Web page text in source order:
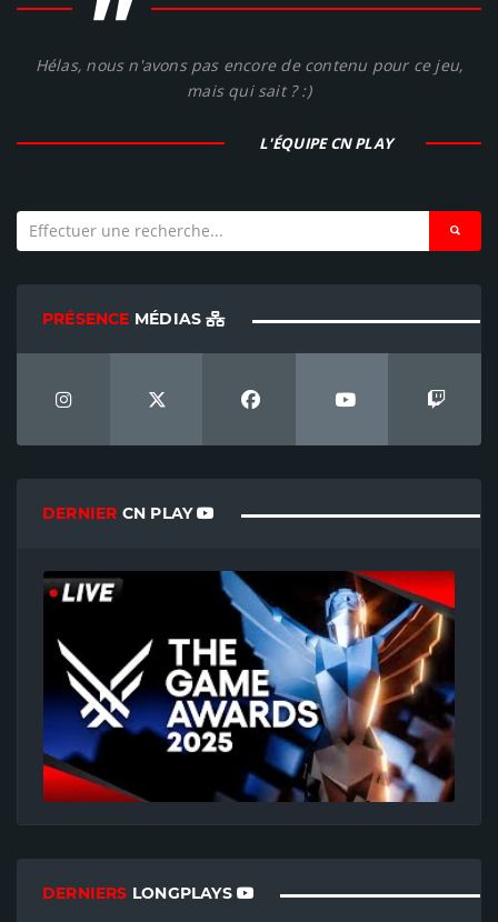
Hélas, nous n'avons pas encore de contenu pour ce jeu,
mais qui sait ? :)
L'ÉQUIPE CN PLAY
PRÉSENCE MÉDIAS
DERNIER CN PLAY
DERNIERS LONGPLAYS